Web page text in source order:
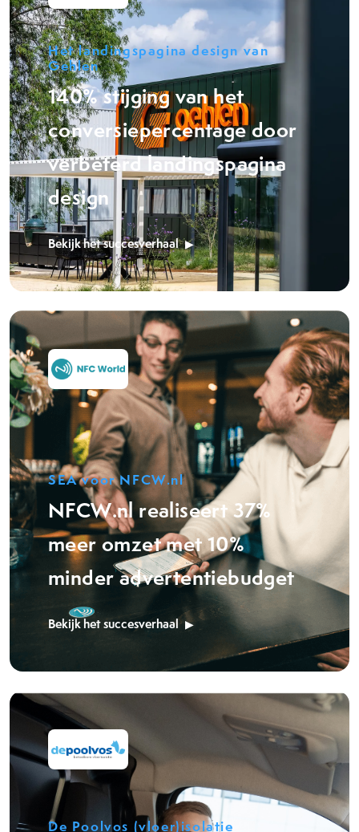
Het landingspagina design van
Gehlen
140% stijging van het
conversiepercentage door
verbeterd landingspagina
design
Bekijk het succesverhaal
SEA voor NFCW.nl
NFCW.nl realiseert 37%
meer omzet met 10%
minder advertentiebudget
Bekijk het succesverhaal
De Poolvos (vloer)isolatie